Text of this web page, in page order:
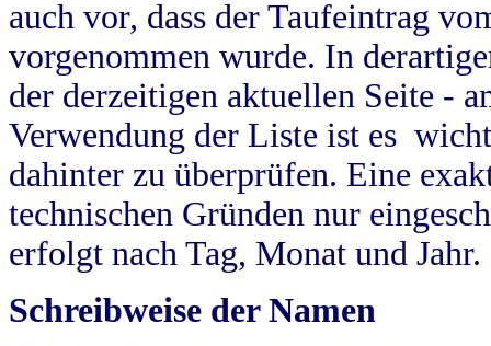
auch vor, dass der Taufeintrag
vorgenommen wurde. In
der derzeitigen aktuellen Seite -
Verwendung der Liste ist es
dahinter zu überprüfen. Eine
technischen Gründen nur
erfolgt nach Tag, Monat und Jahr.
Schreibweise der Namen